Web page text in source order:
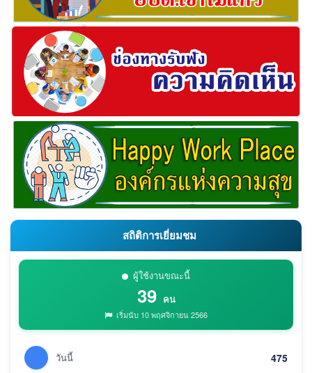
สถิติการเยี่ยมชม
ผู้ใช้งานขณะนี้
39 คน
เริ่มนับ 10 พฤศจิกายน 2566
วันนี้ 475